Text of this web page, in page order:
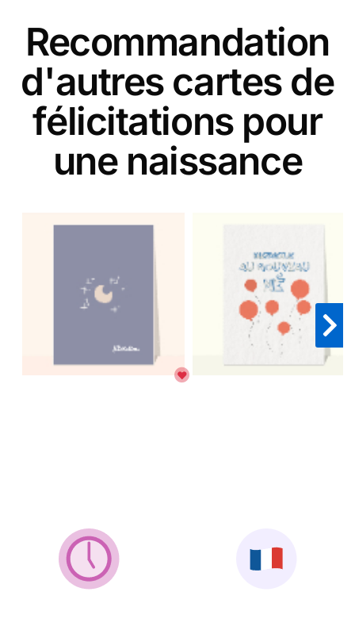
Recommandation
d'autres cartes de
félicitations pour
une naissance